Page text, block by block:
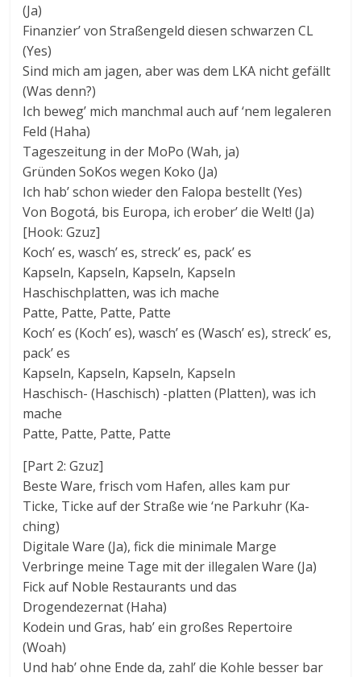
(Ja)
Finanzier’ von Straßengeld diesen schwarzen CL
(Yes)
Sind mich am jagen, aber was dem LKA nicht gefällt
(Was denn?)
Ich beweg’ mich manchmal auch auf ‘nem legaleren
Feld (Haha)
Tageszeitung in der MoPo (Wah, ja)
Gründen SoKos wegen Koko (Ja)
Ich hab’ schon wieder den Falopa bestellt (Yes)
Von Bogotá, bis Europa, ich erober’ die Welt! (Ja)
[Hook: Gzuz]
Koch’ es, wasch’ es, streck’ es, pack’ es
Kapseln, Kapseln, Kapseln, Kapseln
Haschischplatten, was ich mache
Patte, Patte, Patte, Patte
Koch’ es (Koch’ es), wasch’ es (Wasch’ es), streck’ es,
pack’ es
Kapseln, Kapseln, Kapseln, Kapseln
Haschisch- (Haschisch) -platten (Platten), was ich
mache
Patte, Patte, Patte, Patte
[Part 2: Gzuz]
Beste Ware, frisch vom Hafen, alles kam pur
Ticke, Ticke auf der Straße wie ‘ne Parkuhr (Ka-
ching)
Digitale Ware (Ja), fick die minimale Marge
Verbringe meine Tage mit der illegalen Ware (Ja)
Fick auf Noble Restaurants und das
Drogendezernat (Haha)
Kodein und Gras, hab’ ein großes Repertoire
(Woah)
Und hab’ ohne Ende da, zahl’ die Kohle besser bar